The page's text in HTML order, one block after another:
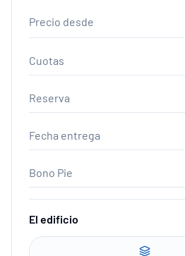
Precio desde
Cuotas
Reserva
Fecha entrega
Bono Pie
El edificio